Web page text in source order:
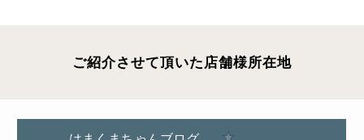
ご紹介させて頂いた店舗様所在地